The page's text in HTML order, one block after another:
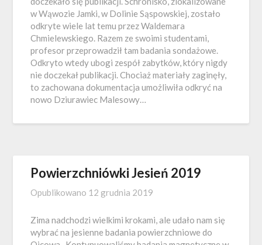
w Wąwozie Jamki, w Dolinie Sąspowskiej, zostało
odkryte wiele lat temu przez Waldemara
Chmielewskiego. Razem ze swoimi studentami,
profesor przeprowadził tam badania sondażowe.
Odkryto wtedy ubogi zespół zabytków, który nigdy
nie doczekał publikacji. Chociaż materiały zaginęły,
to zachowana dokumentacja umożliwiła odkryć na
nowo Dziurawiec Malesowy…
Powierzchniówki Jesień 2019
Opublikowano 12 grudnia 2019
Zima nadchodzi wielkimi krokami, ale udało nam się
wybrać na jesienne badania powierzchniowe do